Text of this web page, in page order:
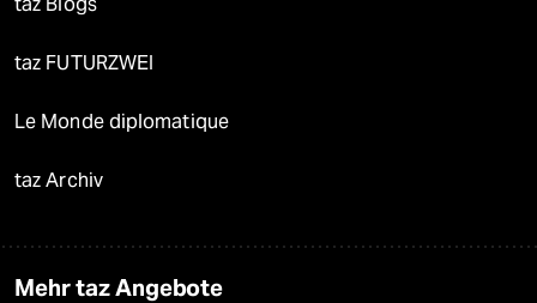
taz FUTURZWEI
Le Monde diplomatique
taz Archiv
Mehr taz Angebote